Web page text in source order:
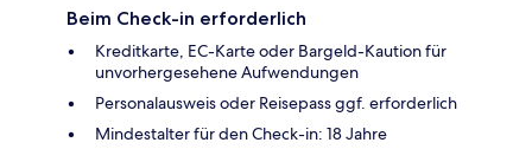
Beim Check-in erforderlich
Kreditkarte, EC-Karte oder Bargeld-Kaution für
unvorhergesehene Aufwendungen
Personalausweis oder Reisepass ggf. erforderlich
Mindestalter für den Check-in: 18 Jahre